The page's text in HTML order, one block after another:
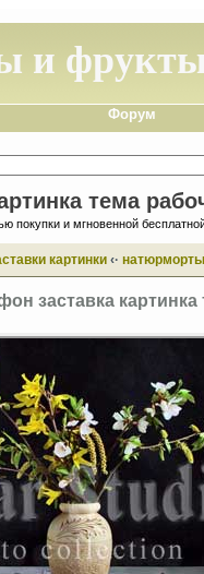
и
Форум
тема
покупки и мгновенной
картинки ‹· натюрморты
заставка картинка